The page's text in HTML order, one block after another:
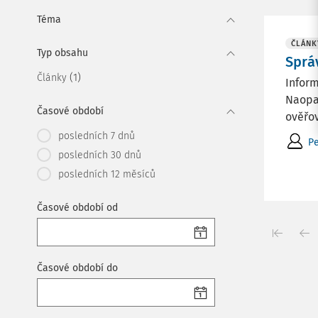
Téma
Typ obsahu
Články (1)
Časové období
posledních 7 dnů
posledních 30 dnů
posledních 12 měsíců
Časové období od
Časové období do
ČLÁNKY